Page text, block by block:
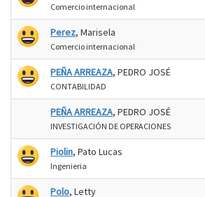
Comercio internacional
Perez, Marisela
Comercio internacional
PEÑA ARREAZA, PEDRO JOSÉ
CONTABILIDAD
PEÑA ARREAZA, PEDRO JOSÉ
INVESTIGACIÓN DE OPERACIONES
Piolin, Pato Lucas
Ingenieria
Polo, Letty